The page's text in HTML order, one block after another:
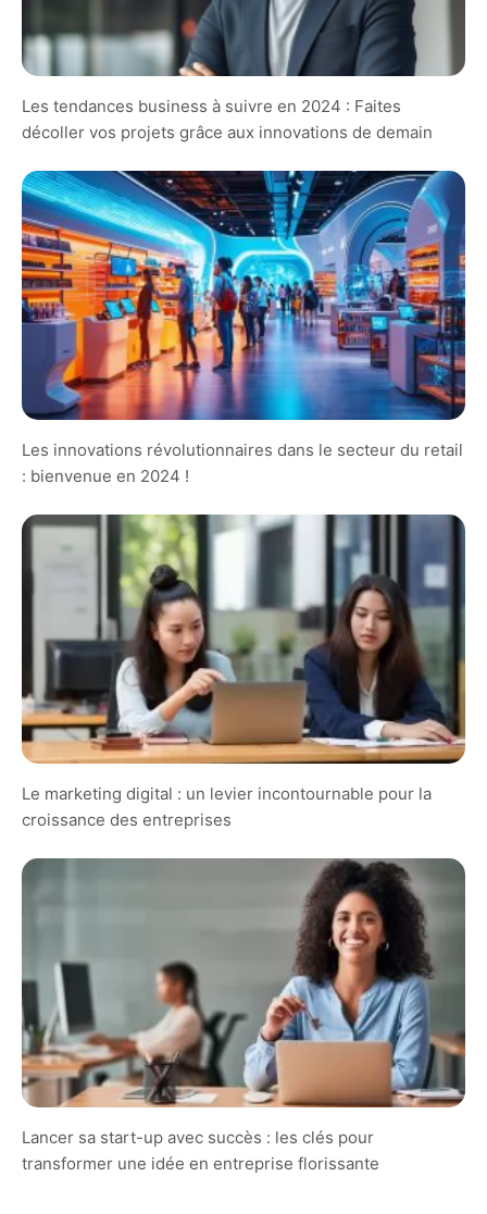
Les tendances business à suivre en 2024 : Faites
décoller vos projets grâce aux innovations de demain
Les innovations révolutionnaires dans le secteur du retail
: bienvenue en 2024 !
Le marketing digital : un levier incontournable pour la
croissance des entreprises
Lancer sa start-up avec succès : les clés pour
transformer une idée en entreprise florissante